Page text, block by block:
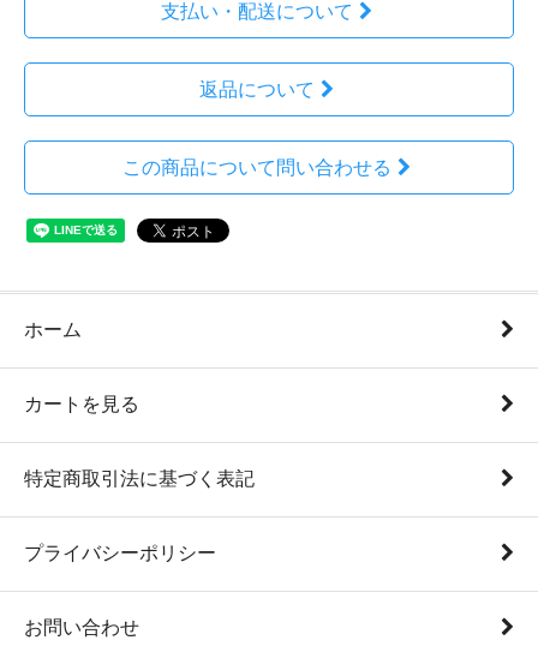
支払い・配送について
返品について
この商品について問い合わせる
ホーム
カートを見る
特定商取引法に基づく表記
プライバシーポリシー
お問い合わせ